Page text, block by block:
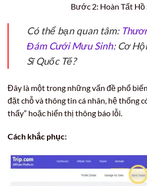
Bước 2: Hoàn Tất Hồ
Có thể bạn quan tâm:
Đám Cưới Mưu Sinh: Cơ
Sĩ Quốc Tế?
Đây là một trong những vấn đề phổ
đặt chỗ và thông tin cá nhân, hệ thống
thấy” hoặc hiển thị thông báo lỗi.
Cách khắc phục: